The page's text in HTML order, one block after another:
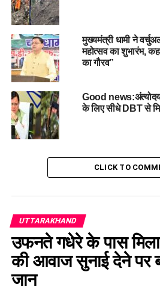
उन्होंने कहा हमारा लक्ष्य उत्तराखण्ड को सेब
के युवा उद्यमशीलता की ओर भी अग्रसर
स्थानीय निवासियों से की मुलाकात
मुख्यमंत्री धामी ने
महोत्सव का शुभारंभ,
का गौरव”
Good news:अंत्योदय
के लिए सीधे DBT से
CLICK TO
UTTARAKHAND
उफनते गधेरे के पास
की आवाज सुनाई देने पर
जान